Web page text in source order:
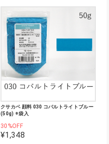
クサカベ 顔料 030 コバルトライトブルー
(50g) ※袋入
30%OFF
¥1,348